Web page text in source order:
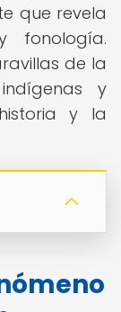
que revela
de la
y
y la